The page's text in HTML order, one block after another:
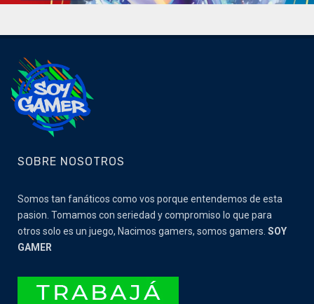
SOBRE NOSOTROS
Somos tan fanáticos como vos porque entendemos de esta
pasion. Tomamos con seriedad y compromiso lo que para
otros solo es un juego, Nacimos gamers, somos gamers. SOY
GAMER